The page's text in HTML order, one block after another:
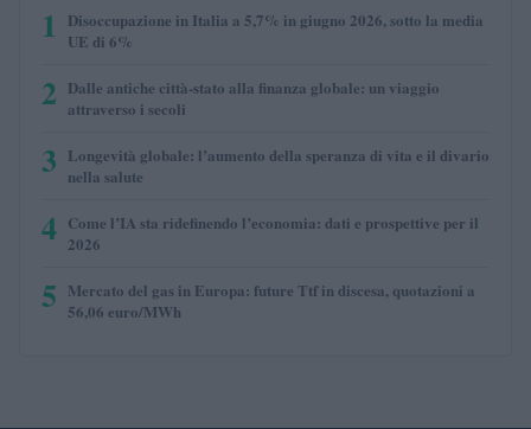
1
Disoccupazione in Italia a 5,7% in giugno 2026, sotto la media
UE di 6%
2 Dalle antiche città-stato alla finanza globale: un viaggio
attraverso i secoli
3 Longevità globale: l’aumento della speranza di vita e il divario
nella salute
4 Come l’IA sta ridefinendo l’economia: dati e prospettive per il
2026
5 Mercato del gas in Europa: future Ttf in discesa, quotazioni a
56,06 euro/MWh